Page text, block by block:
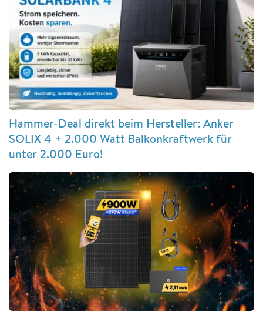
Hammer-Deal direkt beim Hersteller: Anker
SOLIX 4 + 2.000 Watt Balkonkraftwerk für
unter 2.000 Euro!